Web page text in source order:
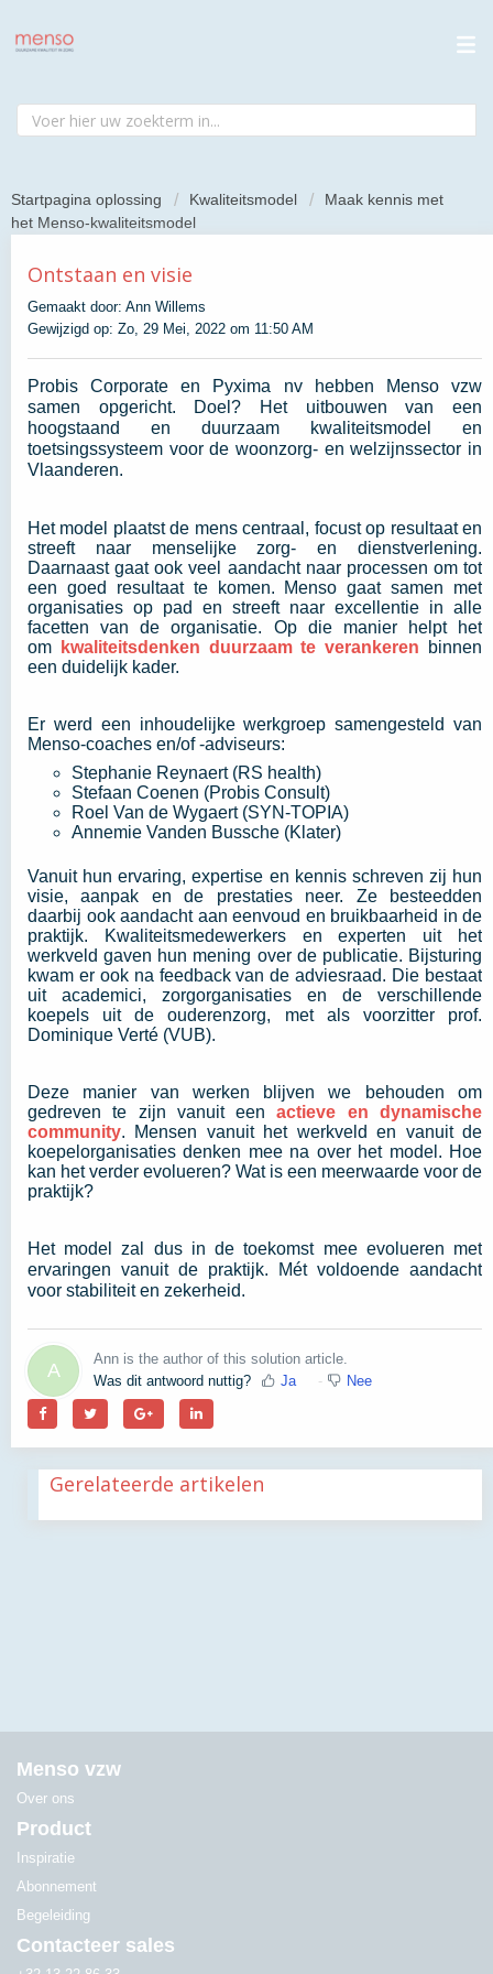
Startpagina oplossing Kwaliteitsmodel
Maak kennis met
het Menso-kwaliteitsmodel
Ontstaan en visie
Gemaakt door: Ann Willems
Gewijzigd op: Zo, 29 Mei, 2022 om 11:50 AM
Probis Corporate en Pyxima nv hebben Menso vzw
samen opgericht. Doel? Het uitbouwen van een
hoogstaand en duurzaam kwaliteitsmodel en
toetsingssysteem voor de woonzorg- en welzijnssector in
Vlaanderen.
Het model plaatst de mens centraal, focust op resultaat en
streeft naar menselijke zorg- en dienstverlening.
Daarnaast gaat ook veel aandacht naar processen om tot
een goed resultaat te komen. Menso gaat samen met
organisaties op pad en streeft naar excellentie in alle
facetten van de organisatie. Op die manier helpt het
om
kwaliteitsdenken duurzaam te verankeren
binnen
een duidelijk kader.
Er werd een inhoudelijke werkgroep samengesteld van
Menso-coaches en/of -adviseurs:
Stephanie Reynaert (RS health)
Stefaan Coenen (Probis Consult)
Roel Van de Wygaert (SYN-TOPIA)
Annemie Vanden Bussche (Klater)
Vanuit hun ervaring, expertise en kennis schreven zij hun
visie, aanpak en de prestaties neer. Ze besteedden
daarbij ook aandacht aan eenvoud en bruikbaarheid in de
praktijk. Kwaliteitsmedewerkers en experten uit het
werkveld gaven hun mening over de publicatie. Bijsturing
kwam er ook na feedback van de adviesraad. Die bestaat
uit academici, zorgorganisaties en de verschillende
koepels uit de ouderenzorg, met als voorzitter prof.
Dominique Verté (VUB).
Deze manier van werken blijven we behouden om
gedreven te zijn vanuit eenactieve en dynamische
community. Mensen vanuit het werkveld en vanuit de
koepelorganisaties denken mee na over het model. Hoe
kan het verder evolueren? Wat is een meerwaarde voor de
praktijk?
Het model zal dus in de toekomst mee evolueren met
ervaringen vanuit de praktijk. Mét voldoende aandacht
voor stabiliteit en zekerheid.
A
Ann is the author of this solution article.
Was dit antwoord nuttig?
Ja Nee
Gerelateerde artikelen
Menso vzw
Over ons
Product
Inspiratie
Abonnement
Begeleiding
Contacteer sales